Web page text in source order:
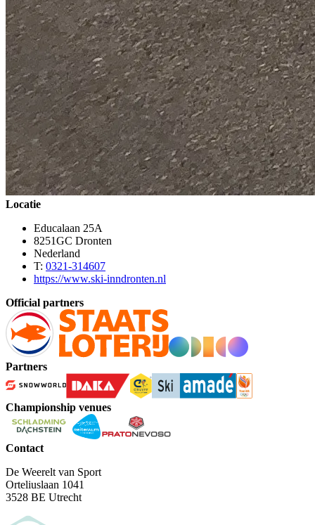
Locatie
Educalaan 25A
8251GC Dronten
Nederland
T: 0321-314607
https://www.ski-inndronten.nl
Official partners
Partners
Championship venues
Contact
De Weerelt van Sport
Orteliuslaan 1041
3528 BE Utrecht